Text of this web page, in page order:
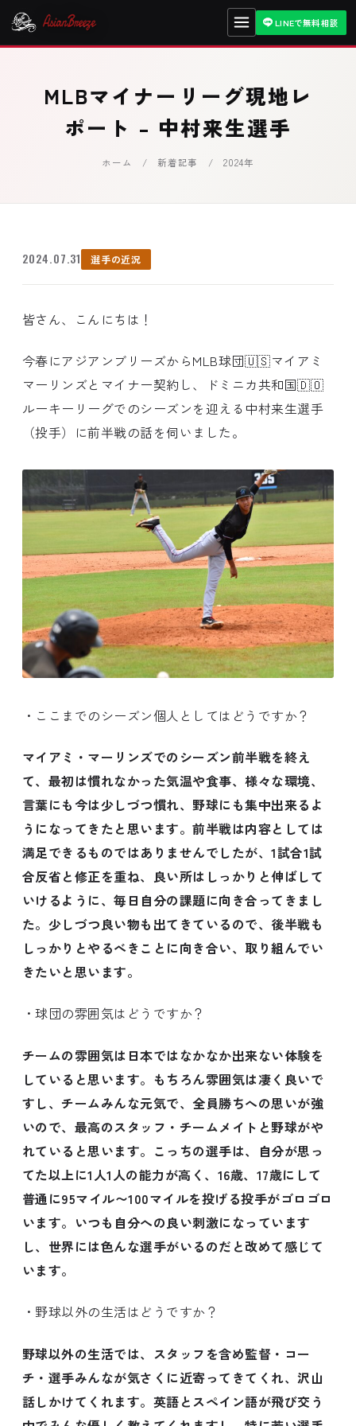
LINEで無料相談
MLBマイナーリーグ現地レ
ポート – 中村来生選手
ホーム / 新着記事 / 2024年
2024.07.31 選手の近況
皆さん、こんにちは！
今春にアジアンブリーズからMLB球団🇺🇸マイアミ
マーリンズとマイナー契約し、ドミニカ共和国🇩🇴
ルーキーリーグでのシーズンを迎える中村来生選手
（投手）に前半戦の話を伺いました。
・ここまでのシーズン個人としてはどうですか？
マイアミ・マーリンズでのシーズン前半戦を終え
て、最初は慣れなかった気温や食事、様々な環境、
言葉にも今は少しづつ慣れ、野球にも集中出来るよ
うになってきたと思います。前半戦は内容としては
満足できるものではありませんでしたが、1試合1試
合反省と修正を重ね、良い所はしっかりと伸ばして
いけるように、毎日自分の課題に向き合ってきまし
た。少しづつ良い物も出てきているので、後半戦も
しっかりとやるべきことに向き合い、取り組んでい
きたいと思います。
・球団の雰囲気はどうですか？
チームの雰囲気は日本ではなかなか出来ない体験を
していると思います。もちろん雰囲気は凄く良いで
すし、チームみんな元気で、全員勝ちへの思いが強
いので、最高のスタッフ・チームメイトと野球がや
れていると思います。こっちの選手は、自分が思っ
てた以上に1人1人の能力が高く、16歳、17歳にして
普通に95マイル〜100マイルを投げる投手がゴロゴロ
います。いつも自分への良い刺激になっています
し、世界には色んな選手がいるのだと改めて感じて
います。
・野球以外の生活はどうですか？
野球以外の生活では、スタッフを含め監督・コー
チ・選手みんなが気さくに近寄ってきてくれ、沢山
話しかけてくれます。英語とスペイン語が飛び交う